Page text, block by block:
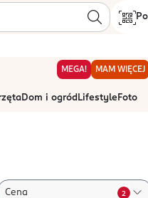
MEGA! MAM WIĘCEJ
Dom i ogród Lifestyle Foto
Cena 2